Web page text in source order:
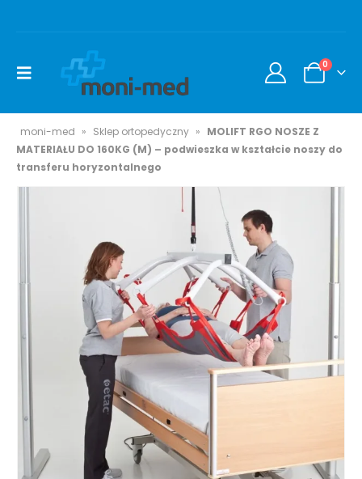
0
moni-med » Sklep ortopedyczny » MOLIFT RGO NOSZE Z
MATERIAŁU DO 160KG (M) – podwieszka w kształcie noszy do
transferu horyzontalnego